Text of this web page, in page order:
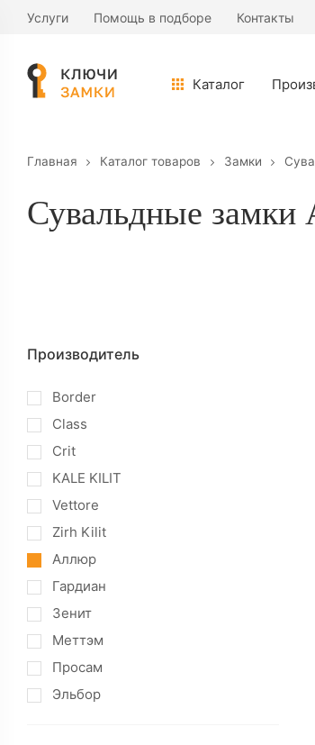
Услуги Помощь в подборе Контакты
Каталог
Главная Каталог товаров Замки
Сувальдные замки
Производитель
Border
Class
Crit
KALE KILIT
Vettore
Zirh Kilit
Аллюр
Гардиан
Зенит
Меттэм
Просам
Эльбор